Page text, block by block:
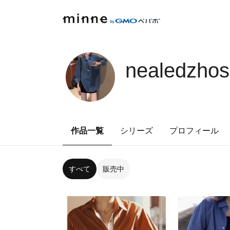
nealedzhos
作品一覧 シリーズ プロフィール
すべて 販売中